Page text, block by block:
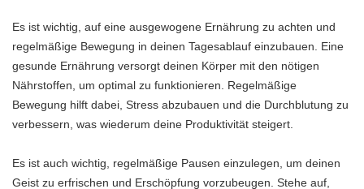
Es ist wichtig, auf eine ausgewogene Ernährung zu achten und
regelmäßige Bewegung in deinen Tagesablauf einzubauen. Eine
gesunde Ernährung versorgt deinen Körper mit den nötigen
Nährstoffen, um optimal zu funktionieren. Regelmäßige
Bewegung hilft dabei, Stress abzubauen und die Durchblutung zu
verbessern, was wiederum deine Produktivität steigert.
Es ist auch wichtig, regelmäßige Pausen einzulegen, um deinen
Geist zu erfrischen und Erschöpfung vorzubeugen. Stehe auf,